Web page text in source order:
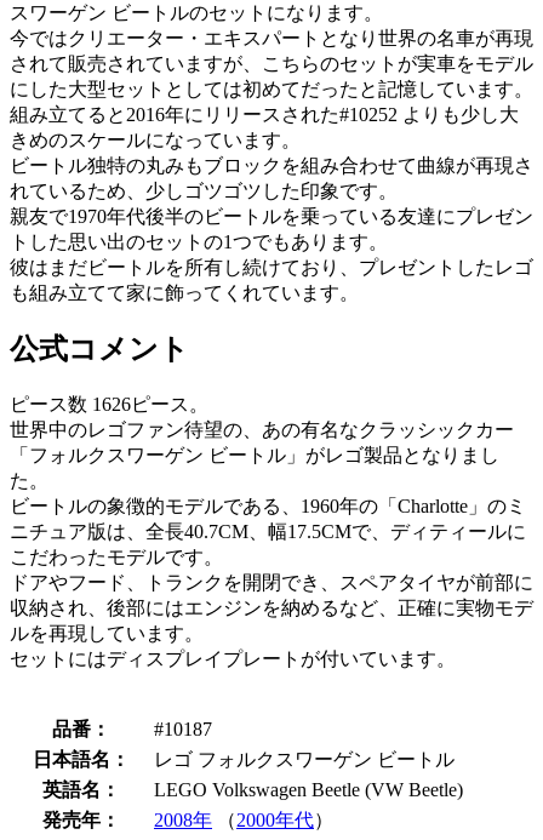
スワーゲン ビートルのセットになります。
今ではクリエーター・エキスパートとなり世界の名車が再現
されて販売されていますが、こちらのセットが実車をモデル
にした大型セットとしては初めてだったと記憶しています。
組み立てると2016年にリリースされた#10252 よりも少し大
きめのスケールになっています。
ビートル独特の丸みもブロックを組み合わせて曲線が再現さ
れているため、少しゴツゴツした印象です。
親友で1970年代後半のビートルを乗っている友達にプレゼン
トした思い出のセットの1つでもあります。
彼はまだビートルを所有し続けており、プレゼントしたレゴ
も組み立てて家に飾ってくれています。
公式コメント
ピース数 1626ピース。
世界中のレゴファン待望の、あの有名なクラッシックカー
「フォルクスワーゲン ビートル」がレゴ製品となりまし
た。
ビートルの象徴的モデルである、1960年の「Charlotte」のミ
ニチュア版は、全長40.7CM、幅17.5CMで、ディティールに
こだわったモデルです。
ドアやフード、トランクを開閉でき、スペアタイヤが前部に
収納され、後部にはエンジンを納めるなど、正確に実物モデ
ルを再現しています。
セットにはディスプレイプレートが付いています。
品番：
#10187
日本語名：
レゴ フォルクスワーゲン ビートル
英語名：
LEGO Volkswagen Beetle (VW Beetle)
発売年：
2008年 （2000年代）